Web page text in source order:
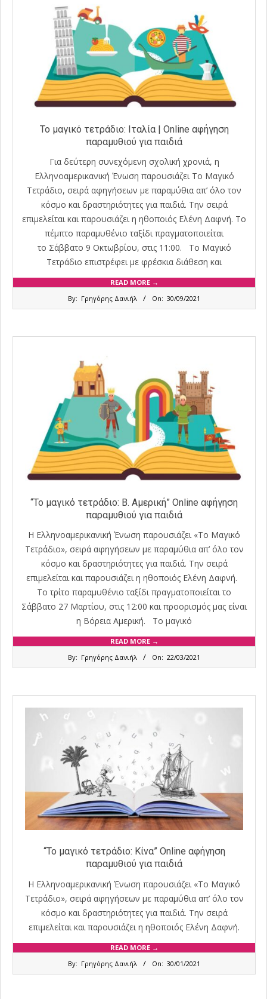
Το μαγικό τετράδιο: Ιταλία | Online αφήγηση
παραμυθιού για παιδιά
Για δεύτερη συνεχόμενη σχολική χρονιά, η
Ελληνοαμερικανική Ένωση παρουσιάζει Το Μαγικό
Τετράδιο, σειρά αφηγήσεων με παραμύθια απ’ όλο τον
κόσμο και δραστηριότητες για παιδιά. Την σειρά
επιμελείται και παρουσιάζει η ηθοποιός Ελένη Δαφνή. Το
πέμπτο παραμυθένιο ταξίδι πραγματοποιείται
το Σάββατο 9 Οκτωβρίου, στις 11:00. Tο Μαγικό
Τετράδιο επιστρέφει με φρέσκια διάθεση και
READ MORE →
By: Γρηγόρης Δανιήλ On: 30/09/2021
“Το μαγικό τετράδιο: Β. Αμερική” Online αφήγηση
παραμυθιού για παιδιά
Η Ελληνοαμερικανική Ένωση παρουσιάζει «Το Μαγικό
Τετράδιο», σειρά αφηγήσεων με παραμύθια απ’ όλο τον
κόσμο και δραστηριότητες για παιδιά. Την σειρά
επιμελείται και παρουσιάζει η ηθοποιός Ελένη Δαφνή.
Το τρίτο παραμυθένιο ταξίδι πραγματοποιείται το
Σάββατο 27 Μαρτίου, στις 12:00 και προορισμός μας είναι
η Βόρεια Αμερική. Το μαγικό
READ MORE →
By: Γρηγόρης Δανιήλ On: 22/03/2021
“Το μαγικό τετράδιο: Κίνα” Online αφήγηση
παραμυθιού για παιδιά
Η Ελληνοαμερικανική Ένωση παρουσιάζει «Το Μαγικό
Τετράδιο», σειρά αφηγήσεων με παραμύθια απ’ όλο τον
κόσμο και δραστηριότητες για παιδιά. Την σειρά
επιμελείται και παρουσιάζει η ηθοποιός Ελένη Δαφνή.
READ MORE →
By: Γρηγόρης Δανιήλ On: 30/01/2021